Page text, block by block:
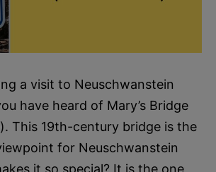
a visit to Neuschwanstein
have heard of Mary’s Bridge
This 19th-century bridge is the
for Neuschwanstein